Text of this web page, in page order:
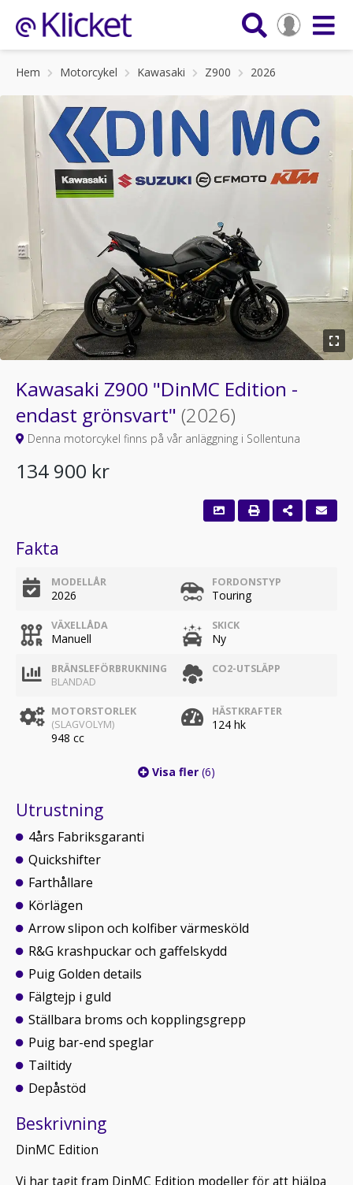
Hem Motorcykel Kawasaki Z900 2026
Kawasaki Z900 "DinMC Edition -
endast grönsvart" (2026)
Denna motorcykel finns på vår anläggning i Sollentuna
134 900 kr
Fakta
MODELLÅR
2026
FORDONSTYP
Touring
VÄXELLÅDA
Manuell
SKICK
Ny
BRÄNSLEFÖRBRUKNING
BLANDAD
CO2-UTSLÄPP
MOTORSTORLEK
(SLAGVOLYM)
948 cc
HÄSTKRAFTER
124 hk
Visa fler (6)
Utrustning
4års Fabriksgaranti
Quickshifter
Farthållare
Körlägen
Arrow slipon och kolfiber värmesköld
R&G krashpuckar och gaffelskydd
Puig Golden details
Fälgtejp i guld
Ställbara broms och kopplingsgrepp
Puig bar-end speglar
Tailtidy
Depåstöd
Beskrivning
DinMC Edition
Vi har tagit fram DinMC Edition modeller för att hjälpa